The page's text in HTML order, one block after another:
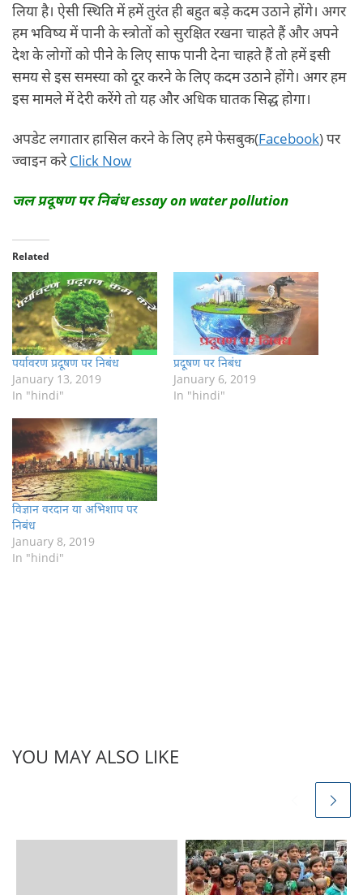
लिया है। ऐसी स्थिति में हमें तुरंत ही बहुत बड़े कदम उठाने होंगे। अगर
हम भविष्य में पानी के स्त्रोतों को सुरक्षित रखना चाहते हैं और अपने
देश के लोगों को पीने के लिए साफ पानी देना चाहते हैं तो हमें इसी
समय से इस समस्या को दूर करने के लिए कदम उठाने होंगे। अगर हम
इस मामले में देरी करेंगे तो यह और अधिक घातक सिद्ध होगा।
अपडेट लगातार हासिल करने के लिए हमे फेसबुक(Facebook) पर
ज्वाइन करेClick Now
जल प्रदूषण पर निबंध essay on water pollution
Related
पर्यावरण प्रदूषण पर निबंध
January 13, 2019
In "hindi"
प्रदूषण पर निबंध
January 6, 2019
In "hindi"
विज्ञान वरदान या अभिशाप पर
निबंध
January 8, 2019
In "hindi"
YOU MAY ALSO LIKE